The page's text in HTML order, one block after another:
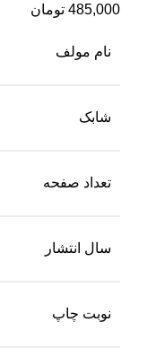
485,000 تومان
نام مولف
شابک
تعداد صفحه
سال انتشار
نوبت چاپ